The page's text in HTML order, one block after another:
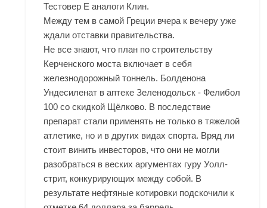
Тестовер Е аналоги Клин.
Между тем в самой Греции вчера к вечеру уже
ждали отставки правительства.
Не все знают, что план по строительству
Керченского моста включает в себя
железнодорожный тоннель. Болденона
Ундесиленат в аптеке Зеленодольск - Фелибол
100 со скидкой Щёлково. В последствие
препарат стали применять не только в тяжелой
атлетике, но и в других видах спорта. Вряд ли
стоит винить инвесторов, что они не могли
разобраться в веских аргументах гуру Уолл-
стрит, конкурирующих между собой. В
результате нефтяные котировки подскочили к